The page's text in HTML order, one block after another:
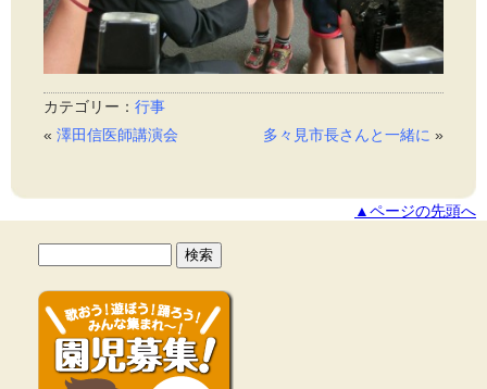
カテゴリー： 行事
« 澤田信医師講演会 多々見市長さんと一緒に »
▲ページの先頭へ